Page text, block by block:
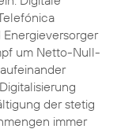
um Netto-Null-
der stetig
immer